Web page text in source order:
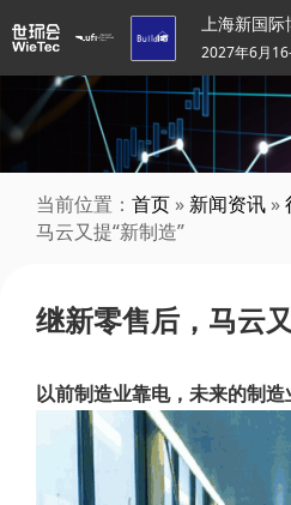
上海新国际
2027年6月
当前位置： 首页 » 新闻资讯 »
马云又提“新制造”
继新零售后，马云
以前制造业靠电，未来的制造